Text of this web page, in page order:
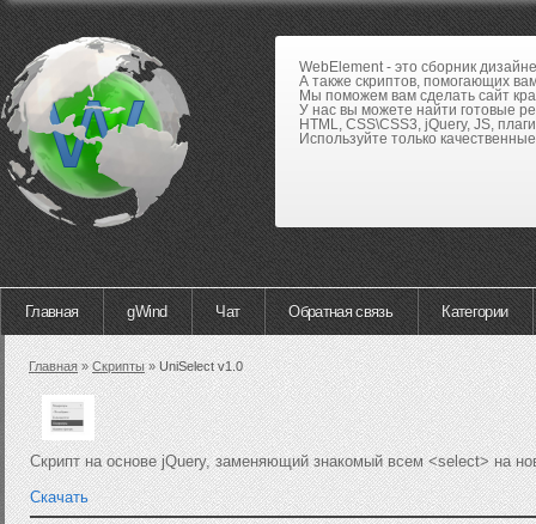
WebElement - это сборник
А также скриптов, помогающих
Мы поможем вам сделать сайт
У нас вы можете найти готовые
HTML, CSS\CSS3, jQuery, JS,
Используйте только
Главная gWind Чат Обратная связь Категории
Главная»Скрипты»UniSelect v1.0
Скрипт на основе jQuery, заменяющий знакомый всем <select> на
Скачать